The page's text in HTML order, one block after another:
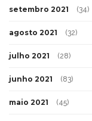
setembro 2021 (34)
agosto 2021 (32)
julho 2021 (28)
junho 2021 (83)
maio 2021 (45)